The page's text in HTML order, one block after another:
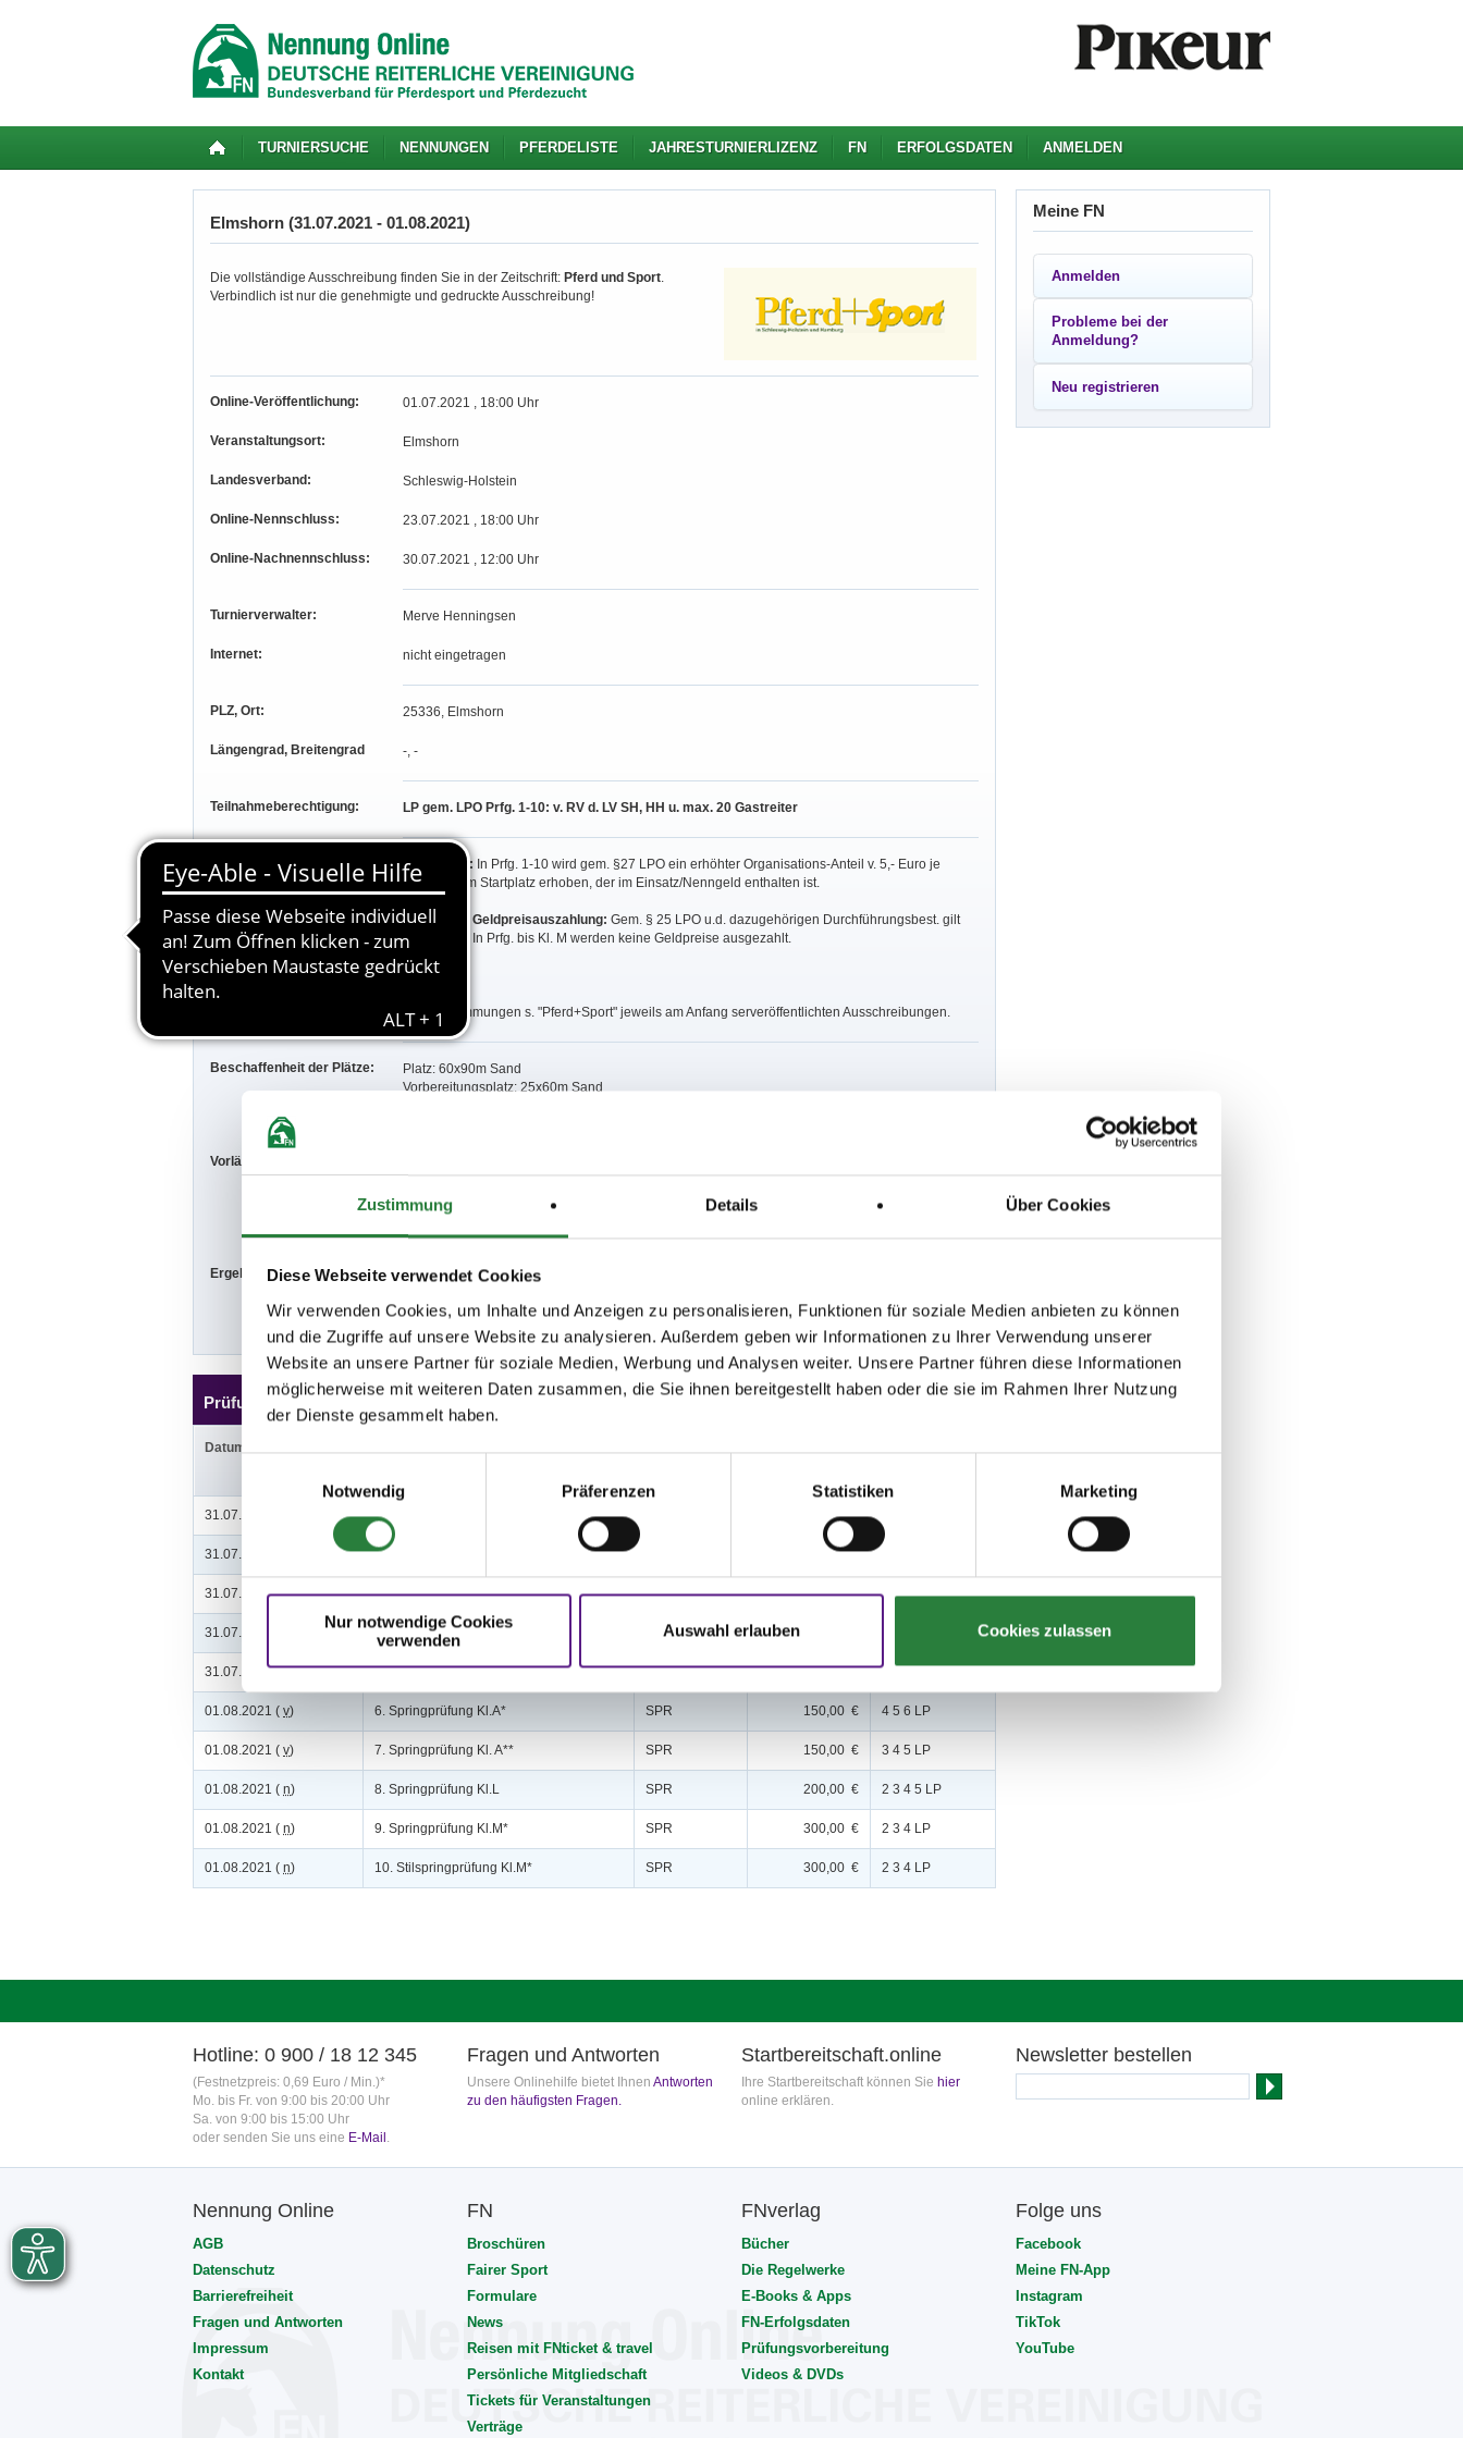
Zustimmung Details Über Cookies
Diese Webseite verwendet Cookies
Wir verwenden Cookies, um Inhalte und Anzeigen zu personalisieren, Funktionen für soziale Medien anbieten zu können
und die Zugriffe auf unsere Website zu analysieren. Außerdem geben wir Informationen zu Ihrer Verwendung unserer
Website an unsere Partner für soziale Medien, Werbung und Analysen weiter. Unsere Partner führen diese Informationen
möglicherweise mit weiteren Daten zusammen, die Sie ihnen bereitgestellt haben oder die sie im Rahmen Ihrer Nutzung
der Dienste gesammelt haben.
Notwendig
Präferenzen Statistiken Marketing
Nur notwendige Cookies
verwenden
Auswahl erlauben Cookies zulassen
TURNIERSUCHE NENNUNGEN PFERDELISTE JAHRESTURNIERLIZENZ FN ERFOLGSDATEN ANMELDEN
Elmshorn (31.07.2021 - 01.08.2021)
Die vollständige Ausschreibung finden Sie in der Zeitschrift: Pferd und Sport.
Verbindlich ist nur die genehmigte und gedruckte Ausschreibung!
Online-Veröffentlichung: 01.07.2021 , 18:00 Uhr
Veranstaltungsort: Elmshorn
Landesverband: Schleswig-Holstein
Online-Nennschluss: 23.07.2021 , 18:00 Uhr
Online-Nachnennschluss: 30.07.2021 , 12:00 Uhr
Turnierverwalter: Merve Henningsen
Internet: nicht eingetragen
PLZ, Ort: 25336, Elmshorn
Längengrad, Breitengrad -, -
Teilnahmeberechtigung: LP gem. LPO Prfg. 1-10: v. RV d. LV SH, HH u. max. 20 Gastreiter
Besondere Bestimmungen: ACHTUNG: In Prfg. 1-10 wird gem. §27 LPO ein erhöhter Organisations-Anteil v. 5,- Euro je
reserviertem Startplatz erhoben, der im Einsatz/Nenngeld enthalten ist.
ACHTUNG Geldpreisauszahlung: Gem. § 25 LPO u.d. dazugehörigen Durchführungsbest. gilt
Folgendes: In Prfg. bis Kl. M werden keine Geldpreise ausgezahlt.
Parken frei.
Allg. Bestimmungen s. "Pferd+Sport" jeweils am Anfang serveröffentlichten Ausschreibungen.
Beschaffenheit der Plätze:
Platz: 60x90m Sand
Vorbereitungsplatz: 25x60m Sand
Vorläufige Zeitenteilung:
Sa.vorm.: 1; Sa.nachm.: 2,3 So.vorm.: 4,5; nachm.: 6,7
Ergebnisse: Zu den Ergebnissen auf www.fn-erfolgsdaten.de
Prüfungen
Datum
31.07.2021 ( 1. Stilspringprüfung Kl.A* 150,00 €
31.07.2021 ( 2. Springprüfung Kl.A* 150,00 €
31.07.2021 (n) 3. Springprüfung Kl. A** SPR 150,00 € 4 5 6 LP
31.07.2021 ( 4. Stilspringprüfung Kl.L SPR
31.07.2021 (n) 5. Springprüfung Kl.L SPR 200,00 € 3 4 5 LP
01.08.2021 ( v) 6. Springprüfung Kl.A* SPR 150,00 € 4 5 6 LP
01.08.2021 ( v) 7. Springprüfung Kl. A** SPR 150,00 € 3 4 5 LP
01.08.2021 ( n) 8. Springprüfung Kl.L SPR 200,00 € 2 3 4 5 LP
01.08.2021 ( n) 9. Springprüfung Kl.M* SPR 300,00 € 2 3 4 LP
01.08.2021 ( n) 10. Stilspringprüfung Kl.M* SPR 300,00 € 2 3 4 LP
Meine FN
Anmelden
Probleme bei der
Anmeldung?
Neu registrieren
Hotline: 0 900 / 18 12 345
(Festnetzpreis: 0,69 Euro / Min.)*
Mo. bis Fr. von 9:00 bis 20:00 Uhr
Sa. von 9:00 bis 15:00 Uhr
oder senden Sie uns eine E-Mail .
Fragen und Antworten
Unsere Onlinehilfe bietet Ihnen Antworten
zu den häufigsten Fragen.
Startbereitschaft.online
Ihre Startbereitschaft können Sie hier
online erklären.
Newsletter bestellen
Nennung Online
AGB
Datenschutz
Barrierefreiheit
Fragen und Antworten
Impressum
Kontakt
FN
Broschüren
Fairer Sport
Formulare
News
Reisen mit FNticket & travel
Persönliche Mitgliedschaft
Tickets für Veranstaltungen
Verträge
FNverlag
Bücher
Die Regelwerke
E-Books & Apps
FN-Erfolgsdaten
Prüfungsvorbereitung
Videos & DVDs
Folge uns
Facebook
Meine FN-App
Instagram
TikTok
YouTube